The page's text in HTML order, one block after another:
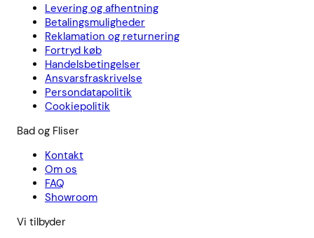
Levering og afhentning
Betalingsmuligheder
Reklamation og returnering
Fortryd køb
Handelsbetingelser
Ansvarsfraskrivelse
Persondatapolitik
Cookiepolitik
Bad og Fliser
Kontakt
Om os
FAQ
Showroom
Vi tilbyder